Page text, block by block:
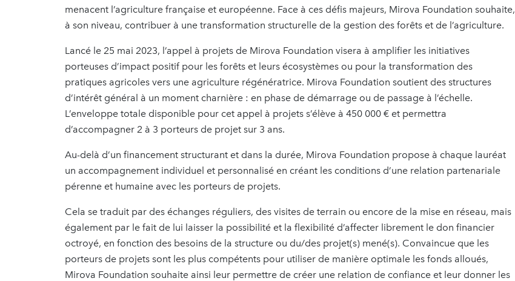
menacent l’agriculture française et européenne. Face à ces défis majeurs, Mirova Foundation souhaite,
à son niveau, contribuer à une transformation structurelle de la gestion des forêts et de l’agriculture.
Lancé le 25 mai 2023, l’appel à projets de Mirova Foundation visera à amplifier les initiatives
porteuses d’impact positif pour les forêts et leurs écosystèmes ou pour la transformation des
pratiques agricoles vers une agriculture régénératrice. Mirova Foundation soutient des structures
d’intérêt général à un moment charnière : en phase de démarrage ou de passage à l’échelle.
L’enveloppe totale disponible pour cet appel à projets s’élève à 450 000 € et permettra
d’accompagner 2 à 3 porteurs de projet sur 3 ans.
Au-delà d’un financement structurant et dans la durée, Mirova Foundation propose à chaque lauréat
un accompagnement individuel et personnalisé en créant les conditions d’une relation partenariale
pérenne et humaine avec les porteurs de projets.
Cela se traduit par des échanges réguliers, des visites de terrain ou encore de la mise en réseau, mais
également par le fait de lui laisser la possibilité et la flexibilité d’affecter librement le don financier
octroyé, en fonction des besoins de la structure ou du/des projet(s) mené(s). Convaincue que les
porteurs de projets sont les plus compétents pour utiliser de manière optimale les fonds alloués,
Mirova Foundation souhaite ainsi leur permettre de créer une relation de confiance et leur donner les